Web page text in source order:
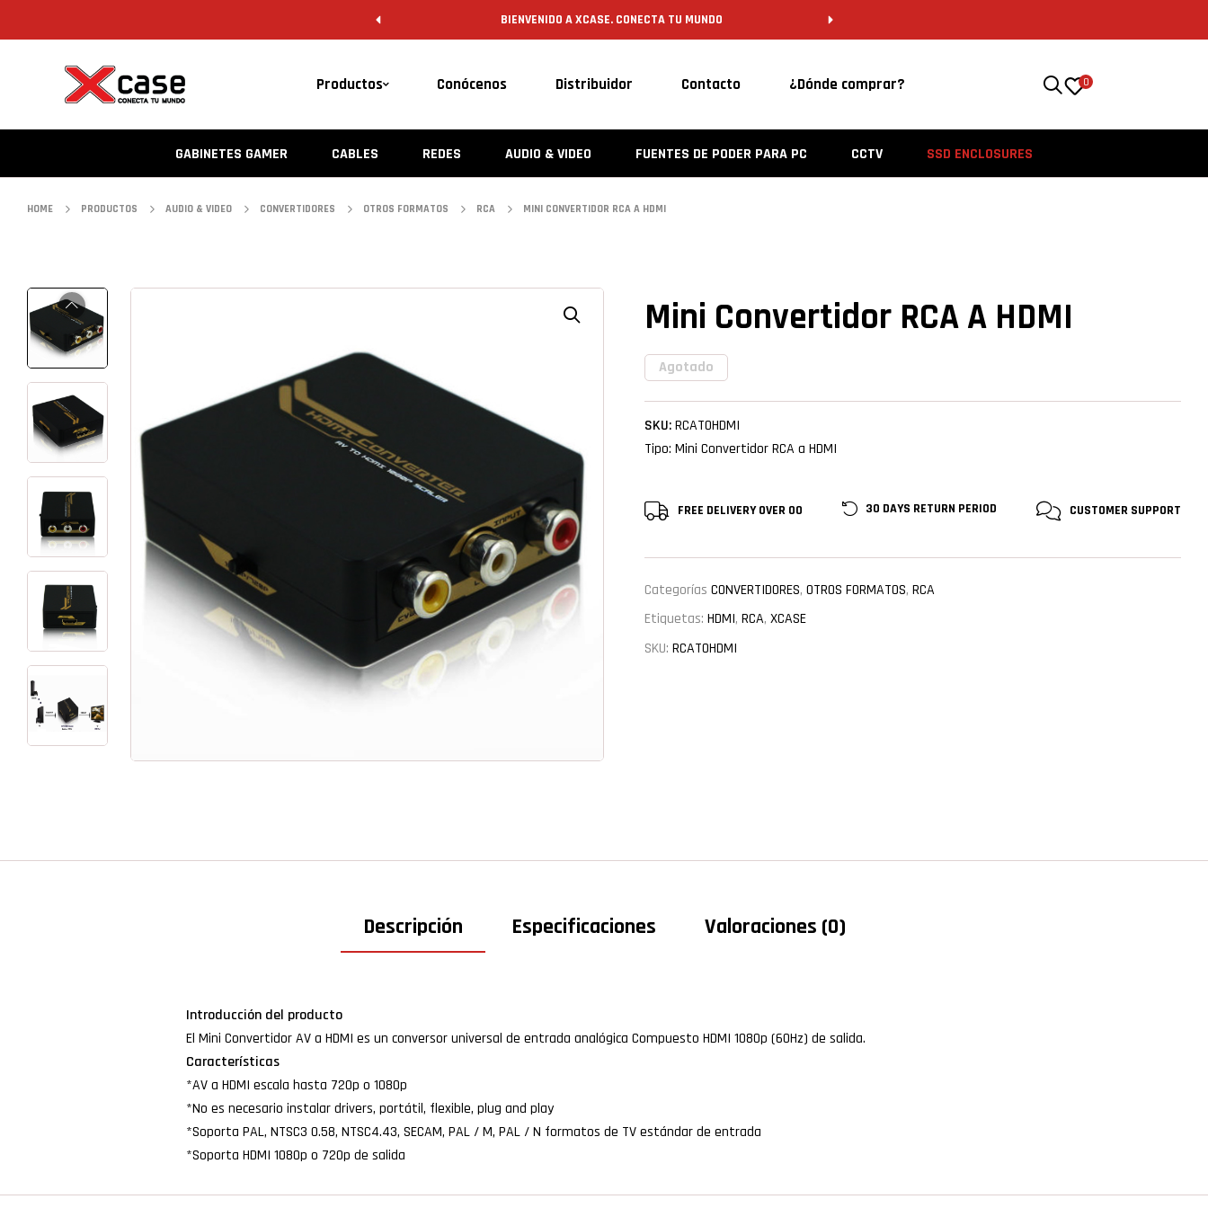
BIENVENIDO A XCASE. CONECTA TU MUNDO
Productos Conócenos Distribuidor Contacto ¿Dónde comprar? 0
GABINETES GAMER CABLES REDES AUDIO & VIDEO FUENTES DE PODER PARA PC CCTV SSD ENCLOSURES
HOME PRODUCTOS AUDIO & VIDEO CONVERTIDORES OTROS FORMATOS RCA MINI CONVERTIDOR RCA A HDMI
Mini Convertidor RCA A HDMI
Agotado
SKU:RCATOHDMI
Tipo: Mini Convertidor RCA a HDMI
FREE DELIVERYOVER 00 30 DAYS RETURN PERIOD CUSTOMER SUPPORT
Categorías CONVERTIDORES, OTROS FORMATOS, RCA
Etiquetas: HDMI, RCA, XCASE
SKU: RCATOHDMI
Descripción Especificaciones Valoraciones (0)
Introducción del producto
El Mini Convertidor AV a HDMI es un conversor universal de entrada analógica Compuesto HDMI 1080p (60Hz) de salida.
Características
*AV a HDMI escala hasta 720p o 1080p
*No es necesario instalar drivers, portátil, flexible, plug and play
*Soporta PAL, NTSC3 0.58, NTSC4.43, SECAM, PAL / M, PAL / N formatos de TV estándar de entrada
*Soporta HDMI 1080p o 720p de salida